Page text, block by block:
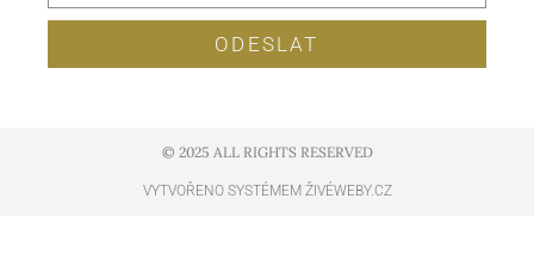
ODESLAT
© 2025 ALL RIGHTS RESERVED​
VYTVOŘENO SYSTÉMEM ŽIVÉWEBY.CZ